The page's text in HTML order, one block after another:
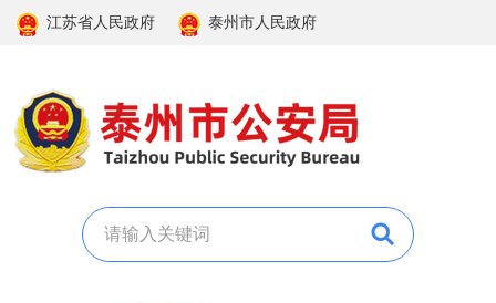
江苏省人民政府 泰州市人民政府